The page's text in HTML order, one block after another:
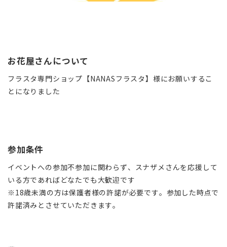
お花屋さんについて
フラスタ専門ショップ【NANASフラスタ】様にお願いするこ
とになりました
参加条件
イベントへの参加不参加に関わらず、スナザメさんを応援して
いる方であればどなたでも大歓迎です
※18歳未満の方は保護者様の許諾が必要です。参加した時点で
許諾済みとさせていただきます。